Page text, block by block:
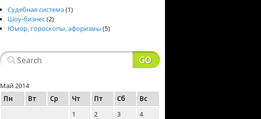
Судебная система(1)
Шоу-бизнес(2)
Юмор, гороскопы, афоризмы (5)
Май 2014
Пн
Вт Ср Чт Пт Сб Вс
1 2 3
4